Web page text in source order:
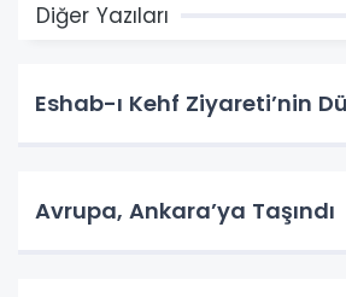
Diğer Yazıları
Eshab-ı Kehf Ziyareti’nin
Avrupa, Ankara’ya Taşındı